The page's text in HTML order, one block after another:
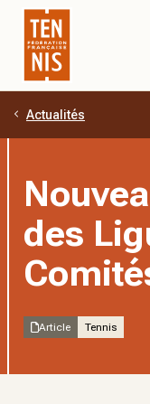
Aller au contenu
Actualités
des
Article Tennis